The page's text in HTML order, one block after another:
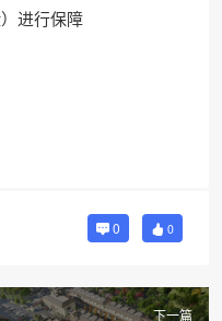
进行保障
0 0
下一篇